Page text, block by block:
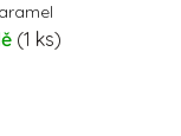
(1 ks)